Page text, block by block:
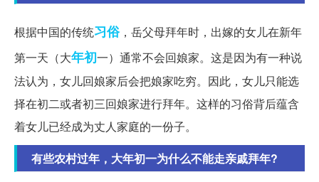
根据中国的传统习俗，岳父母拜年时，出嫁的女儿在新年
第一天（大年初一）通常不会回娘家。这是因为有一种说
法认为，女儿回娘家后会把娘家吃穷。因此，女儿只能选
择在初二或者初三回娘家进行拜年。这样的习俗背后蕴含
着女儿已经成为丈人家庭的一份子。
有些农村过年，大年初一为什么不能走亲戚拜年?